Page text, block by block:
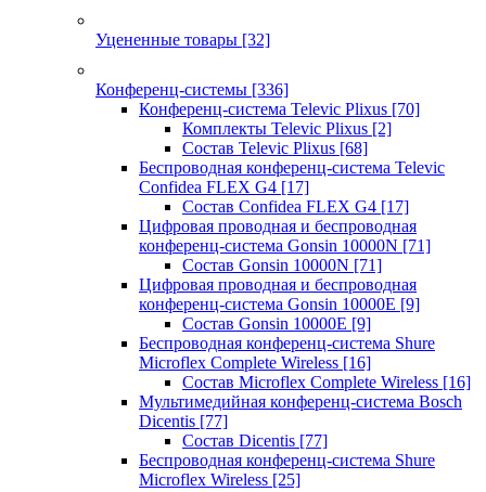
Уцененные товары [32]
Конференц-системы [336]
Конференц-система Televic Plixus [70]
Комплекты Televic Plixus [2]
Состав Televic Plixus [68]
Беспроводная конференц-система Televic
Confidea FLEX G4 [17]
Состав Confidea FLEX G4 [17]
Цифровая проводная и беспроводная
конференц-система Gonsin 10000N [71]
Состав Gonsin 10000N [71]
Цифровая проводная и беспроводная
конференц-система Gonsin 10000E [9]
Состав Gonsin 10000E [9]
Беспроводная конференц-система Shure
Microflex Complete Wireless [16]
Состав Microflex Complete Wireless [16]
Мультимедийная конференц-система Bosch
Dicentis [77]
Состав Dicentis [77]
Беспроводная конференц-система Shure
Microflex Wireless [25]